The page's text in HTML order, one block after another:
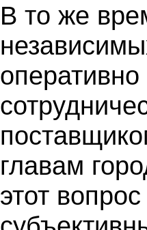
В то же
главам
этот